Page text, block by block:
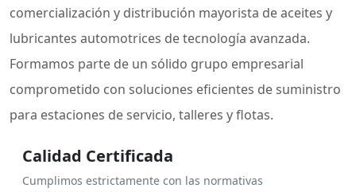
comercialización y distribución mayorista de aceites y
lubricantes automotrices de tecnología avanzada.
Formamos parte de un sólido grupo empresarial
comprometido con soluciones eficientes de suministro
para estaciones de servicio, talleres y flotas.
Calidad Certificada
Cumplimos estrictamente con las normativas